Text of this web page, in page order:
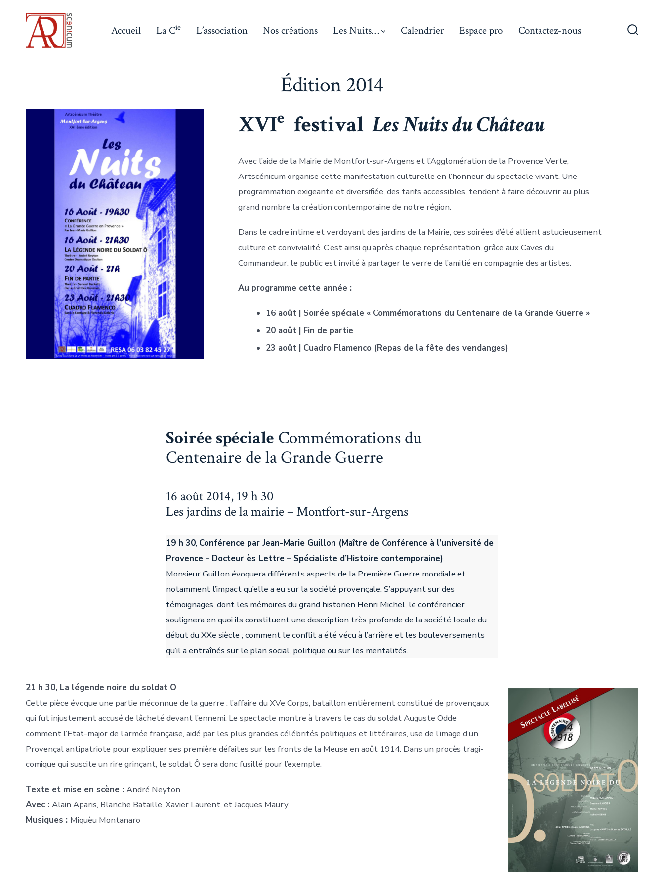
contenu
Accueil La Cie L’association Nos créations Les Nuits… Calendrier Espace pro Contactez-nous
Édition 2014
XVIe festivalLes Nuits du Château
Avec l’aide de la Mairie de Montfort‑sur‑Argens et l’Agglomération de la Provence Verte,
Artscénicum organise cette manifestation culturelle en l’honneur du spectacle vivant. Une
programmation exigeante et diversifiée, des tarifs accessibles, tendent à faire découvrir au plus
grand nombre la création contemporaine de notre région.
Dans le cadre intime et verdoyant des jardins de la Mairie, ces soirées d’été allient astucieusement
culture et convivialité. C’est ainsi qu’après chaque représentation, grâce aux Caves du
Commandeur, le public est invité à partager le verre de l’amitié en compagnie des artistes.
Au programme cette année :
16 août | Soirée spéciale « Commémorations du Centenaire de la Grande Guerre »
20 août | Fin de partie
23 août | Cuadro Flamenco (Repas de la fête des vendanges)
Soirée spéciale Commémorations du
Centenaire de la Grande Guerre
16 août 2014, 19 h 30
Les jardins de la mairie – Montfort-sur-Argens
19 h 30, Conférence par Jean-Marie Guillon (Maître de Conférence à l’université de
Provence – Docteur ès Lettre – Spécialiste d’Histoire contemporaine).
Monsieur Guillon évoquera différents aspects de la Première Guerre mondiale et
notamment l’impact qu’elle a eu sur la société provençale. S’appuyant sur des
témoignages, dont les mémoires du grand historien Henri Michel, le conférencier
soulignera en quoi ils constituent une description très profonde de la société locale du
début du XXe siècle ; comment le conflit a été vécu à l’arrière et les bouleversements
qu’il a entraînés sur le plan social, politique ou sur les mentalités.
21 h 30, La légende noire du soldat O
Cette pièce évoque une partie méconnue de la guerre : l’affaire du XVe Corps, bataillon entièrement constitué de provençaux
qui fut injustement accusé de lâcheté devant l’ennemi. Le spectacle montre à travers le cas du soldat Auguste Odde
comment l’Etat-major de l’armée française, aidé par les plus grandes célébrités politiques et littéraires, use de l’image d’un
Provençal antipatriote pour expliquer ses première défaites sur les fronts de la Meuse en août 1914. Dans un procès tragi-
comique qui suscite un rire grinçant, le soldat Ô sera donc fusillé pour l’exemple.
Texte et mise en scène : André Neyton
Avec : Alain Aparis, Blanche Bataille, Xavier Laurent, et Jacques Maury
Musiques : Miquèu Montanaro